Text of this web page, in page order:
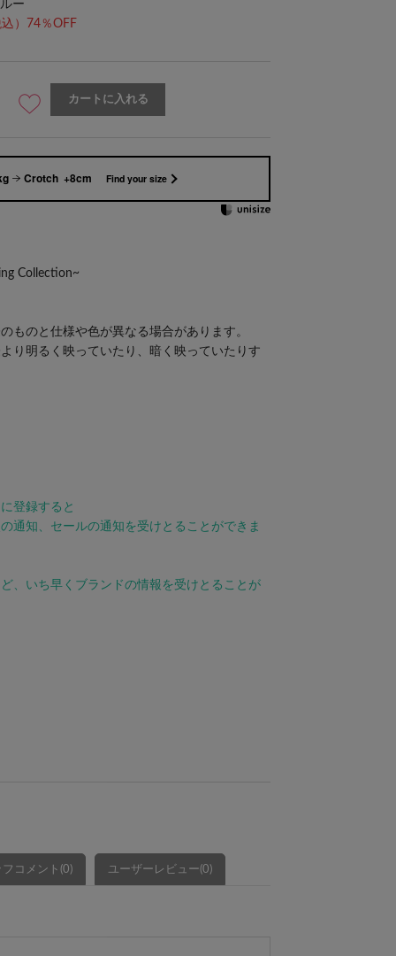
ー
込）74％OFF
カートに入れる
Crotch +8cm Find your size
Collection~
ものと仕様や色が異なる場合があります。
り明るく映っていたり、暗く映っていたりす
登録すると
通知、セールの通知を受けとることができま
、いち早くブランドの情報を受けとることが
フコメント(0) ユーザーレビュー(0)